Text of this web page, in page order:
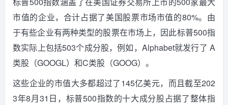
市值的企业，合计占据了美国股票市场市值的80%。 由
于有些企业有两种类型的股票在市场上，因此标普500指
数实际上包括503个成分股，例如，Alphabet就发行了 A
类股（GOOGL）和C类股（GOOG）。
这些企业的市值大多都超过了145亿美元，而且截至202
3年8月31日，标普500指数的十大成分股占据了整体指